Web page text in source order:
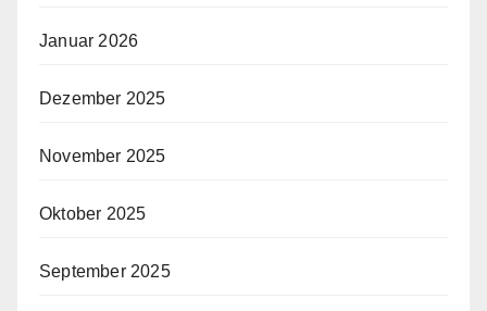
Januar 2026
Dezember 2025
November 2025
Oktober 2025
September 2025